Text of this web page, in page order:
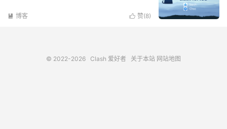
 赞(8)
 博客
© 2022-2026 Clash 爱好者 关于本站 网站地图